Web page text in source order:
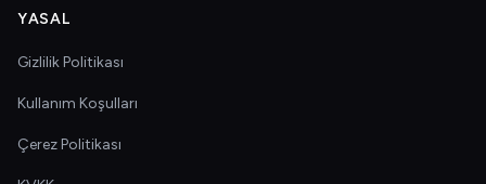
YASAL
Gizlilik Politikası
Kullanım Koşulları
Çerez Politikası